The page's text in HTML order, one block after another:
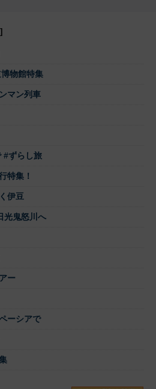
物館特集
マン列車
#ずらし旅
特集！
伊豆
光鬼怒川へ
ー
ーシアで